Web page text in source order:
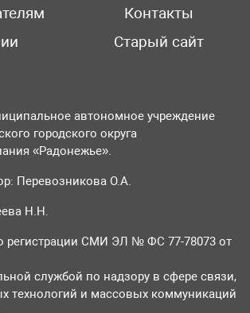
Контакты
Старый сайт
автономное учреждение
городского округа
«Радонежье».
Перевозникова О.А.
Н.Н.
регистрации СМИ ЭЛ № ФС 77-78073 от
службой по надзору в сфере связи,
технологий и массовых коммуникаций